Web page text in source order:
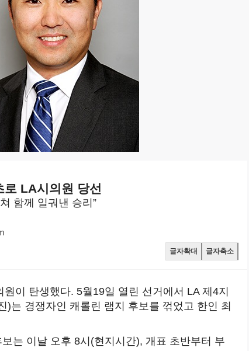
로 LA시의원 당선
함께 일궈낸 승리”
글자확대 글자축소
이 탄생했다. 5월19일 열린 선거에서 LA 제4지
)는 경쟁자인 캐롤린 램지 후보를 꺾었고 한인 최
는 이날 오후 8시(현지시간), 개표 초반부터 부